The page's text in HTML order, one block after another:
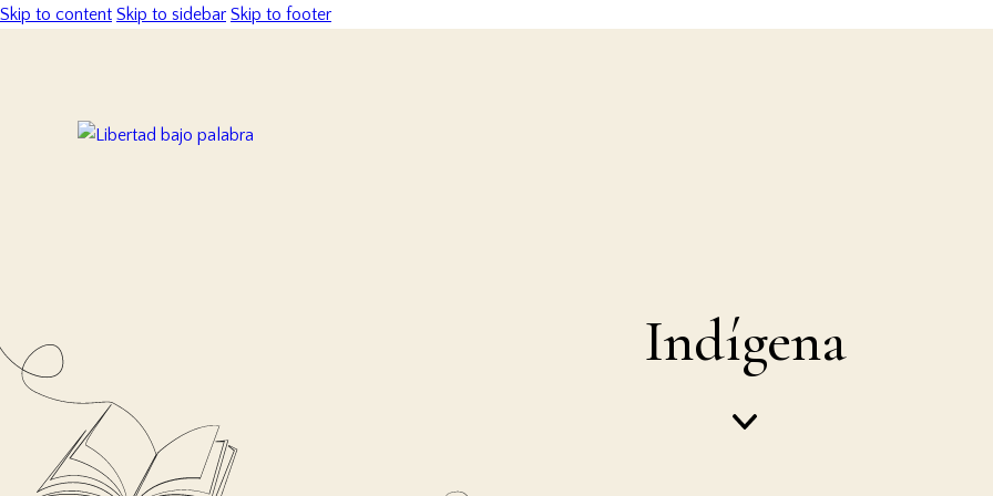
Skip to content Skip to sidebar Skip to footer
Indígena